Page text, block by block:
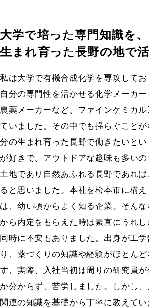
大学で培った専門知識を、
生まれ育った長野の地で
私は大学で有機合成化学を専攻して
自分の専門性を活かせる化学メーカ
農薬メーカーなど、ファインケミカ
ていました。その中でも揺らぐこと
分の生まれ育った長野で働きたいと
が好きで、アウトドアな趣味も多い
土地であり自然あふれる長野であれ
ると思いました。本社を松本市に構
は、幼い頃からよく知る企業。そん
から内定をもらえた時は素直にうれし
同時に不安もありました。出身が工
り、薬づくりの知識や経験がほとん
す。実際、入社当初は周りの研究員
か分からず、苦労しました。しかし
関連の知識を基礎から丁寧に教えて